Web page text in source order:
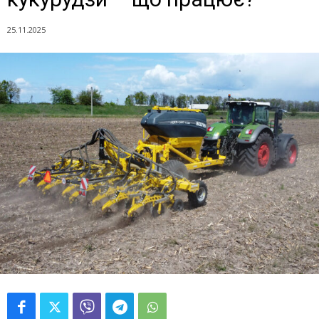
25.11.2025